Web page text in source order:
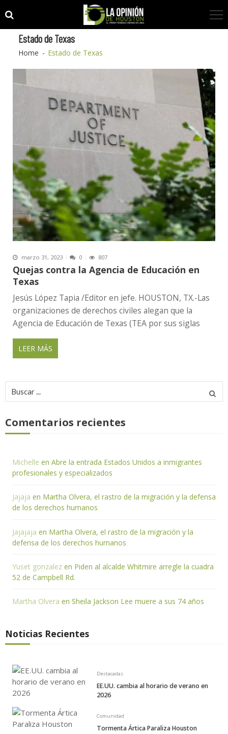
to
navigation
to
content
Estado de Texas
Home Estado de Texas
marzo 31, 2023 0 807
Quejas contra la Agencia de Educación en
Texas
Jesús López Tapia /Editor en jefe. HOUSTON, TX.-Las
organizaciones de derechos civiles alegan que la
Agencia de Educación de Texas (TEA por sus siglas
LEER MÁS
Buscar
por:
Comentarios recientes
Michelle en Abre la entrada Estados Unidos a inmigrantes
profesionales y especializados
Jajaja en Martha Olvera, el rastro de la migración y la defensa
de los derechos humanos
Jajajaja en Martha Olvera, el rastro de la migración y la
defensa de los derechos humanos
Yuset gonzalez en Piden al alcalde Whitmire arregle la cuadra
52 de Campbell Rd.
Martha Olvera en Sheila Jackson Lee muere a sus 74 años
Noticias Recientes
Destacadas
EE.UU. cambia al horario de verano en
2026
Comunidad
Tormenta Ártica Paraliza Houston